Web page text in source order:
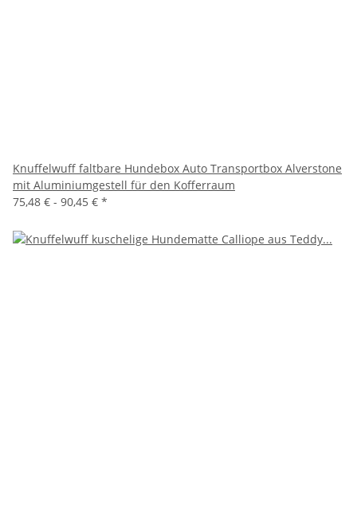
Knuffelwuff faltbare Hundebox Auto Transportbox Alverstone
mit Aluminiumgestell für den Kofferraum
75,48 € - 90,45 € *